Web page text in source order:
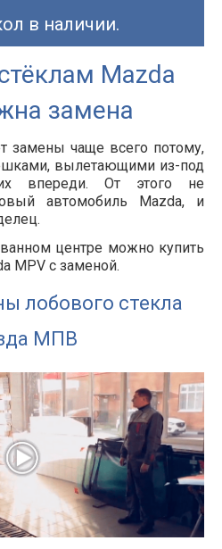
в наличии.
Mazda
замена
замены чаще всего потому,
вылетающими из-под
впереди. От этого не
автомобиль Mazda, и
центре можно купить
MPV с заменой.
лобового стекла
МПВ